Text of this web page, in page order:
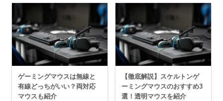
ゲーミングマウスは無線と
有線どっちがいい？両対応
マウスも紹介
【徹底解説】スケルトンゲ
ーミングマウスのおすすめ3
選！透明マウスを紹介